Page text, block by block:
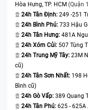
Hòa Hưng, TP. HCM (Quận
24h Tân Định: 249 -251
24h Bình Phú: 733 Hậu
24h Tân Hưng: 481A
24h Xóm Củi: 507 Tùng
24h Trung Mỹ Tây: 23M
cũ)
24h Tân Sơn Nhất: 198
Bình cũ)
24h Gò Vấp: 389 Quang
24h Tân Phú: 625 - 625A